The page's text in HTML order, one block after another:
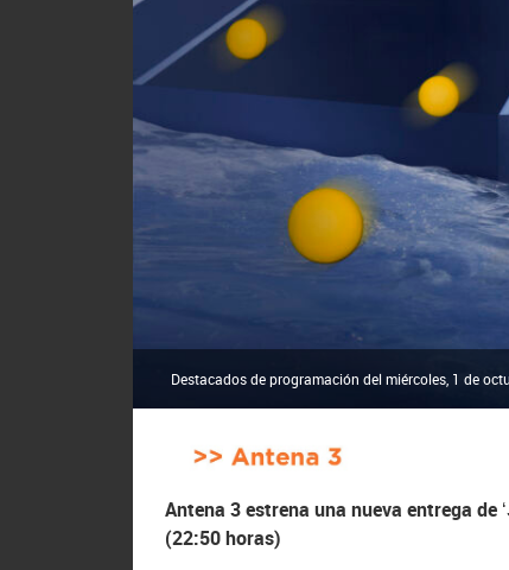
Destacados de programación del miércoles, 1 de
Antena 3 estrena una nueva entrega de
(22:50 horas)